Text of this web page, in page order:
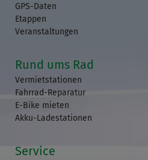
GPS-Daten
Etappen
Veranstaltungen
Rund ums Rad
Vermietstationen
Fahrrad-Reparatur
E-Bike mieten
Akku-Ladestationen
Service